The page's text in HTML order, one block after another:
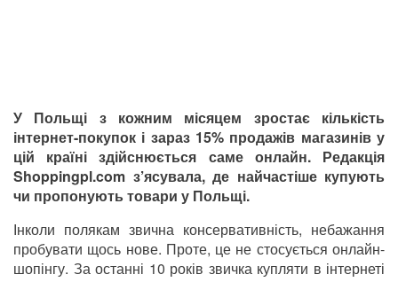
У Польщі з кожним місяцем зростає кількість
інтернет-покупок і зараз 15% продажів магазинів у
цій країні здійснюється саме онлайн. Редакція
Shoppingpl.com з’ясувала, де найчастіше купують
чи пропонують товари у Польщі.
Інколи полякам звична консервативність, небажання
пробувати щось нове. Проте, це не стосується онлайн-
шопінгу. За останні 10 років звичка купляти в інтернеті